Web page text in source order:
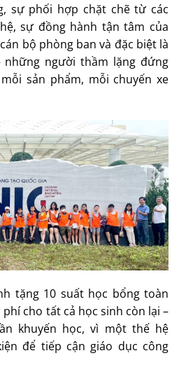
sự phối hợp chặt chẽ từ các
sự đồng hành tận tâm của
bộ phòng ban và đặc biệt là
những người thầm lặng đứng
sản phẩm, mỗi chuyến xe
tặng 10 suất học bổng toàn
cho tất cả học sinh còn lại –
khuyến học, vì một thế hệ
để tiếp cận giáo dục công